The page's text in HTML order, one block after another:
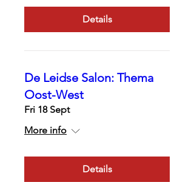
Details
De Leidse Salon: Thema
Oost-West
Fri 18 Sept
More info
Details